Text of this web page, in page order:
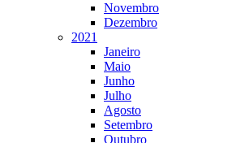
Novembro
Dezembro
2021
Janeiro
Maio
Junho
Julho
Agosto
Setembro
Outubro